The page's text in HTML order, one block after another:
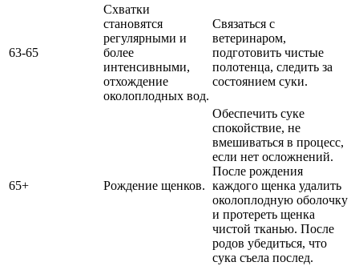
63-65
Схватки
становятся
регулярными и
более
интенсивными,
отхождение
околоплодных вод.
Связаться с
ветеринаром,
подготовить чистые
полотенца, следить за
состоянием суки.
65+ Рождение щенков.
Обеспечить суке
спокойствие, не
вмешиваться в процесс,
если нет осложнений.
После рождения
каждого щенка удалить
околоплодную оболочку
и протереть щенка
чистой тканью. После
родов убедиться, что
сука съела послед.